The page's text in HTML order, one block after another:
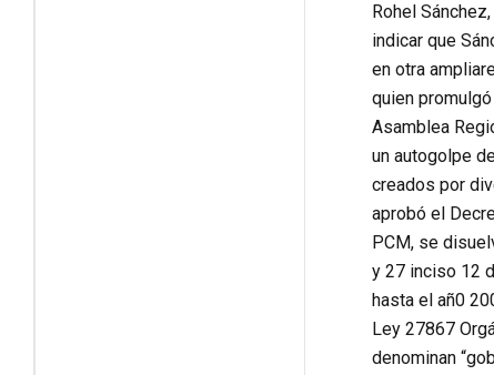
Rohel
indicar que
en otra
quien
Asamblea
un autogolpe
creados por
aprobó el
PCM, se
y 27 inciso 12
hasta el añ0
Ley 27867
denominan